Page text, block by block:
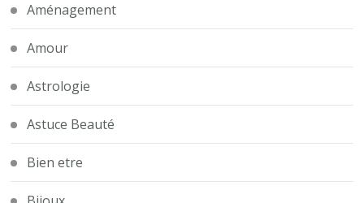
Aménagement
Amour
Astrologie
Astuce Beauté
Bien etre